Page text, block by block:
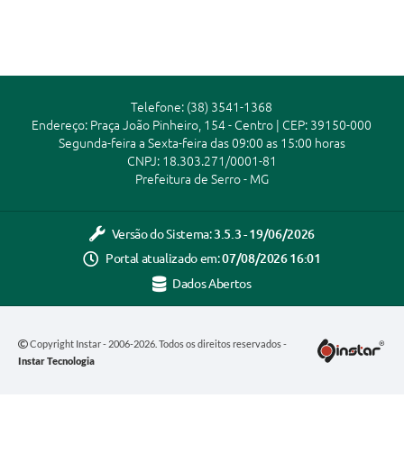
Telefone: (38) 3541-1368
Endereço: Praça João Pinheiro, 154 - Centro | CEP: 39150-000
Segunda-feira a Sexta-feira das 09:00 as 15:00 horas
CNPJ: 18.303.271/0001-81
Prefeitura de Serro - MG
Versão do Sistema:3.5.3 - 19/06/2026
Portal atualizado em:07/08/2026 16:01
Dados Abertos
Copyright Instar - 2006-2026. Todos os direitos reservados -
Instar Tecnologia